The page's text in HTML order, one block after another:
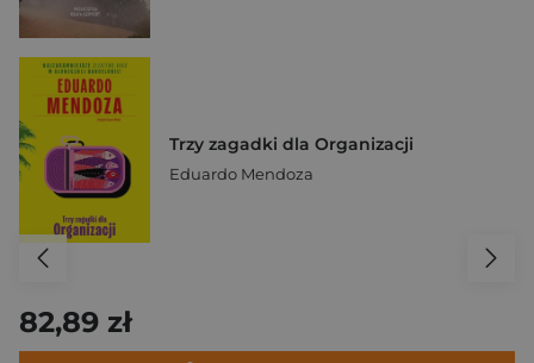
Trzy zagadki dla Organizacji
Eduardo Mendoza
82,89 zł